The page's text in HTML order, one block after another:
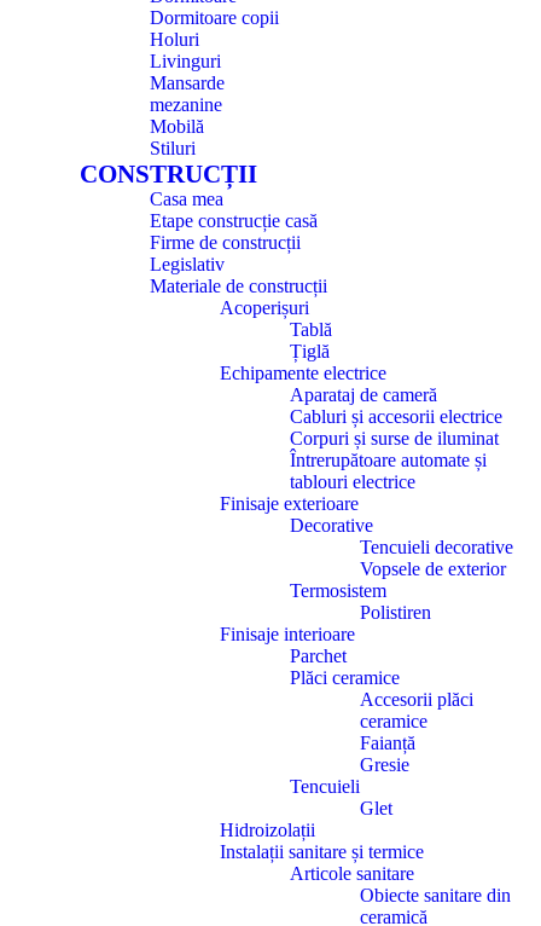
Dormitoare copii
Holuri
Livinguri
Mansarde
mezanine
Mobilă
Stiluri
CONSTRUCȚII
Casa mea
Etape construcție casă
Firme de construcții
Legislativ
Materiale de construcții
Acoperișuri
Tablă
Țiglă
Echipamente electrice
Aparataj de cameră
Cabluri și accesorii electrice
Corpuri și surse de iluminat
Întrerupătoare automate și
tablouri electrice
Finisaje exterioare
Decorative
Tencuieli decorative
Vopsele de exterior
Termosistem
Polistiren
Finisaje interioare
Parchet
Plăci ceramice
Accesorii plăci
ceramice
Faianță
Gresie
Tencuieli
Glet
Hidroizolații
Instalații sanitare și termice
Articole sanitare
Obiecte sanitare din
ceramică